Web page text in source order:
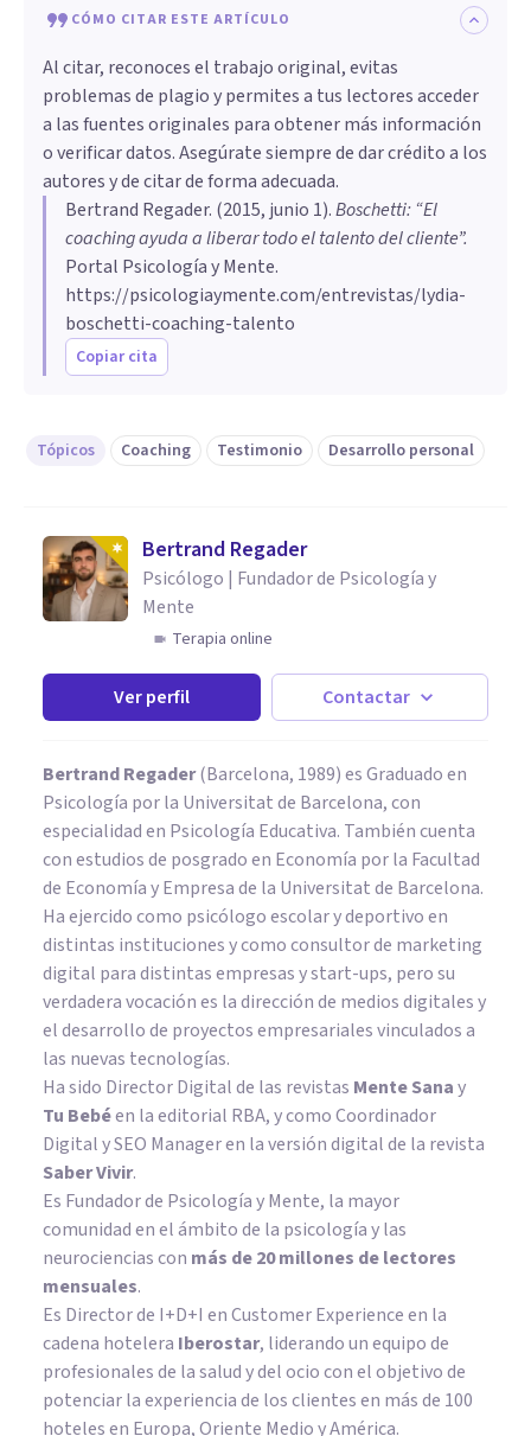
CÓMO CITAR ESTE ARTÍCULO
Al citar, reconoces el trabajo original, evitas
problemas de plagio y permites a tus lectores acceder
a las fuentes originales para obtener más información
o verificar datos. Asegúrate siempre de dar crédito a los
autores y de citar de forma adecuada.
Bertrand Regader. (2015, junio 1).Boschetti: “El
coaching ayuda a liberar todo el talento del cliente”.
Portal Psicología y Mente.
https://psicologiaymente.com/entrevistas/lydia-
boschetti-coaching-talento
Copiar cita
Tópicos Coaching Testimonio Desarrollo personal
Bertrand Regader
Psicólogo | Fundador de Psicología y
Mente
Terapia online
Ver perfil Contactar
Bertrand Regader(Barcelona, 1989) es Graduado en
Psicología por la Universitat de Barcelona, con
especialidad en Psicología Educativa. También cuenta
con estudios de posgrado en Economía por la Facultad
de Economía y Empresa de la Universitat de Barcelona.
Ha ejercido como psicólogo escolar y deportivo en
distintas instituciones y como consultor de marketing
digital para distintas empresas y start-ups, pero su
verdadera vocación es la dirección de medios digitales y
el desarrollo de proyectos empresariales vinculados a
las nuevas tecnologías.
Ha sido Director Digital de las revistas Mente Sanay
Tu Bebéen la editorial RBA, y como Coordinador
Digital y SEO Manager en la versión digital de la revista
Saber Vivir.
Es Fundador de Psicología y Mente, la mayor
comunidad en el ámbito de la psicología y las
neurociencias con más de 20 millones de lectores
mensuales.
Es Director de I+D+I en Customer Experience en la
cadena hotelera Iberostar, liderando un equipo de
profesionales de la salud y del ocio con el objetivo de
potenciar la experiencia de los clientes en más de 100
hoteles en Europa, Oriente Medio y América.